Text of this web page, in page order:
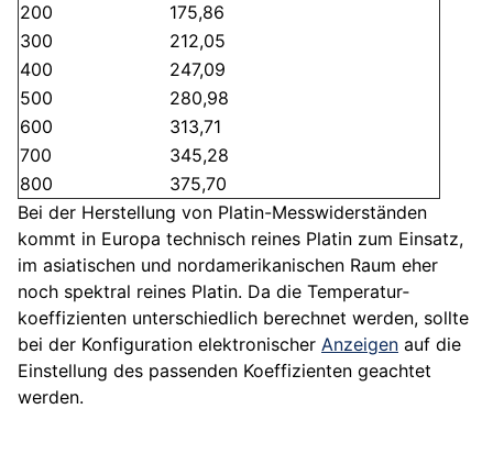
200
175,86
300
212,05
400
247,09
500
280,98
600
313,71
700
345,28
800
375,70
Bei der Herstellung von Platin-Messwiderständen
kommt in Europa technisch reines Platin zum Einsatz,
im asiatischen und nordamerikanischen Raum eher
noch spektral reines Platin. Da die Temperatur­
koeffizienten unterschiedlich berechnet werden, sollte
bei der Konfiguration elektronischer Anzeigen auf die
Einstellung des passenden Koeffizienten geachtet
werden.